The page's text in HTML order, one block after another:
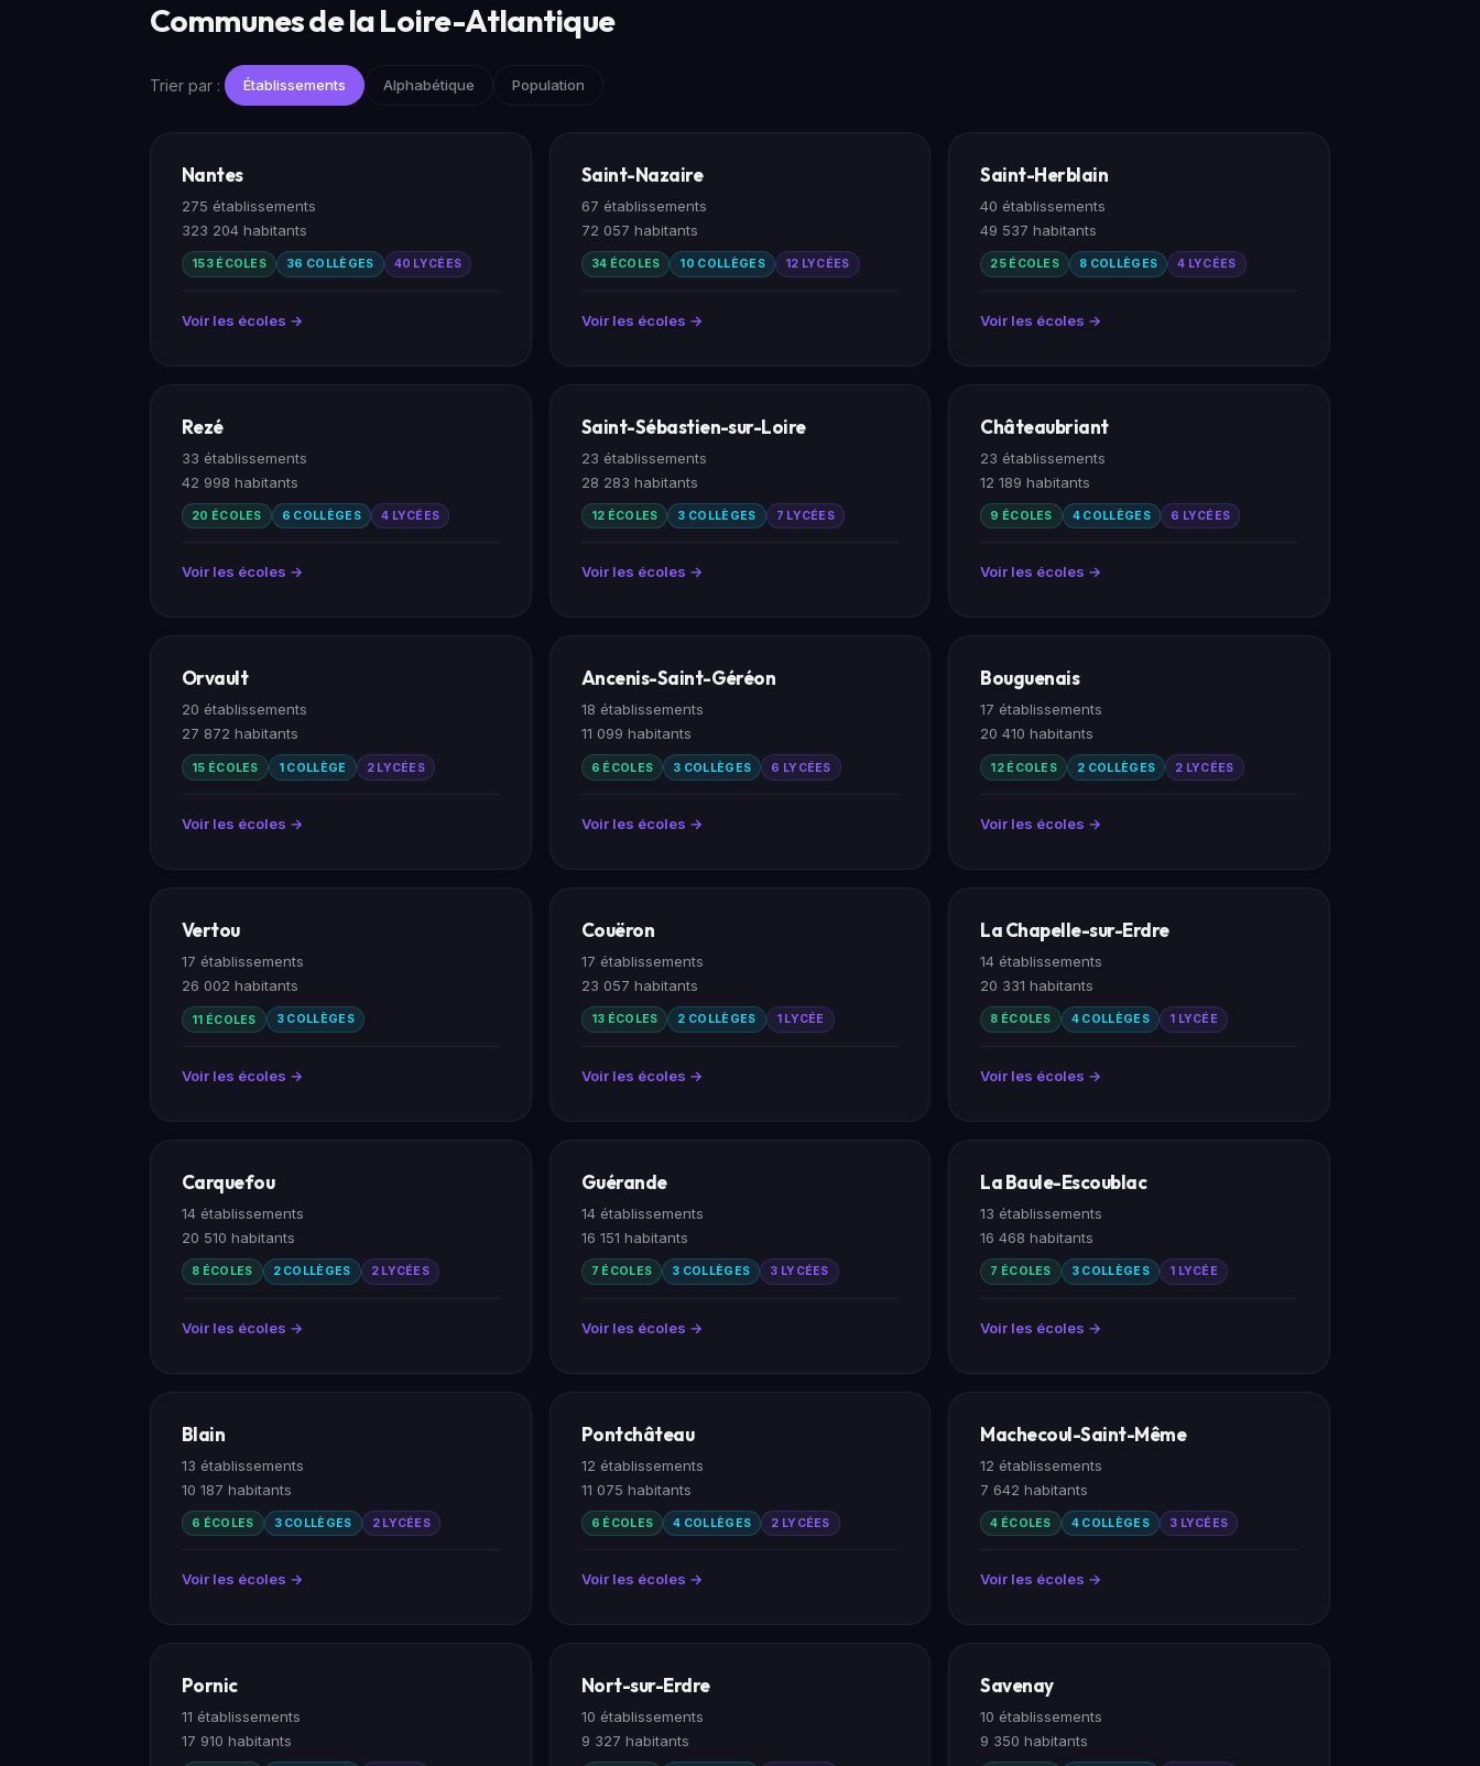
Communes de la Loire-Atlantique
Trier par : Établissements Alphabétique Population
Nantes
275 établissements
323 204 habitants
153 ÉCOLES 36 COLLÈGES 40 LYCÉES
Voir les écoles →
Saint-Nazaire
67 établissements
72 057 habitants
34 ÉCOLES 10 COLLÈGES 12 LYCÉES
Voir les écoles →
Saint-Herblain
40 établissements
49 537 habitants
25 ÉCOLES 8 COLLÈGES 4 LYCÉES
Voir les écoles →
Rezé
33 établissements
42 998 habitants
20 ÉCOLES 6 COLLÈGES 4 LYCÉES
Voir les écoles →
Saint-Sébastien-sur-Loire
23 établissements
28 283 habitants
12 ÉCOLES 3 COLLÈGES 7 LYCÉES
Voir les écoles →
Châteaubriant
23 établissements
12 189 habitants
9 ÉCOLES 4 COLLÈGES 6 LYCÉES
Voir les écoles →
Orvault
20 établissements
27 872 habitants
15 ÉCOLES 1 COLLÈGE 2 LYCÉES
Voir les écoles →
Ancenis-Saint-Géréon
18 établissements
11 099 habitants
6 ÉCOLES 3 COLLÈGES 6 LYCÉES
Voir les écoles →
Bouguenais
17 établissements
20 410 habitants
12 ÉCOLES 2 COLLÈGES 2 LYCÉES
Voir les écoles →
Vertou
17 établissements
26 002 habitants
11 ÉCOLES 3 COLLÈGES
Voir les écoles →
Couëron
17 établissements
23 057 habitants
13 ÉCOLES 2 COLLÈGES 1 LYCÉE
Voir les écoles →
La Chapelle-sur-Erdre
14 établissements
20 331 habitants
8 ÉCOLES 4 COLLÈGES 1 LYCÉE
Voir les écoles →
Carquefou
14 établissements
20 510 habitants
8 ÉCOLES 2 COLLÈGES 2 LYCÉES
Voir les écoles →
Guérande
14 établissements
16 151 habitants
7 ÉCOLES 3 COLLÈGES 3 LYCÉES
Voir les écoles →
La Baule-Escoublac
13 établissements
16 468 habitants
7 ÉCOLES 3 COLLÈGES 1 LYCÉE
Voir les écoles →
Blain
13 établissements
10 187 habitants
6 ÉCOLES 3 COLLÈGES 2 LYCÉES
Voir les écoles →
Pontchâteau
12 établissements
11 075 habitants
6 ÉCOLES 4 COLLÈGES 2 LYCÉES
Voir les écoles →
Machecoul-Saint-Même
12 établissements
7 642 habitants
4 ÉCOLES 4 COLLÈGES 3 LYCÉES
Voir les écoles →
Pornic
11 établissements
17 910 habitants
Nort-sur-Erdre
10 établissements
9 327 habitants
Savenay
10 établissements
9 350 habitants